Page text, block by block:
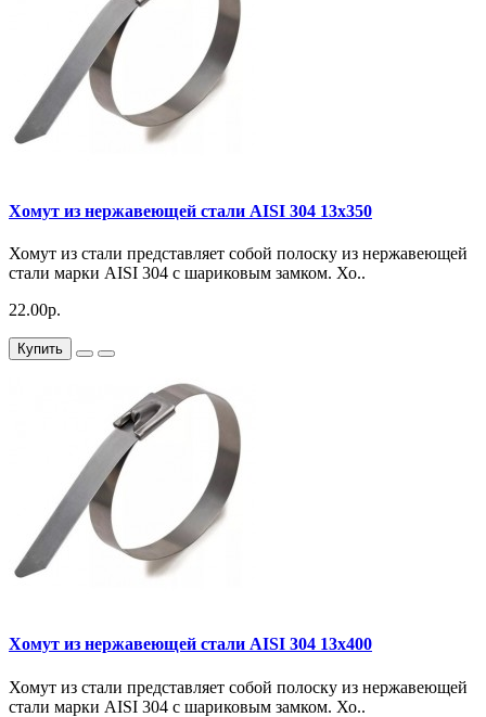
Хомут из нержавеющей стали AISI 304 13х350
Хомут из стали представляет собой полоску из нержавеющей
стали марки AISI 304 с шариковым замком. Хо..
22.00р.
Купить
Хомут из нержавеющей стали AISI 304 13х400
Хомут из стали представляет собой полоску из нержавеющей
стали марки AISI 304 с шариковым замком. Хо..